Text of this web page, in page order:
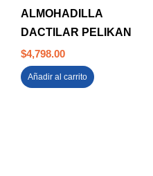
ALMOHADILLA
DACTILAR PELIKAN
$4,798.00
Añadir al carrito